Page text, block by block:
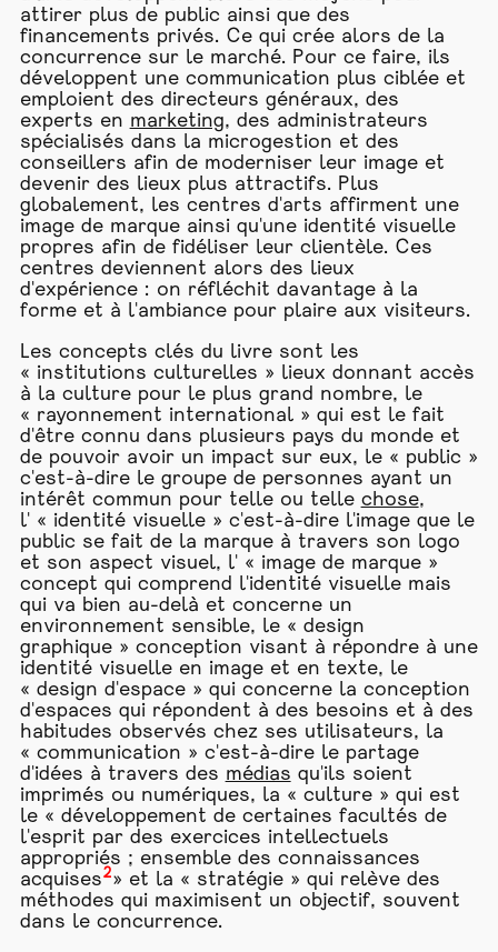
attirer plus de public ainsi que des
financements privés. Ce qui crée alors de la
concurrence sur le marché. Pour ce faire, ils
développent une communication plus ciblée et
emploient des directeurs généraux, des
experts en marketing, des administrateurs
spécialisés dans la microgestion et des
conseillers afin de moderniser leur image et
devenir des lieux plus attractifs. Plus
globalement, les centres d'arts affirment une
image de marque ainsi qu'une identité visuelle
propres afin de fidéliser leur clientèle. Ces
centres deviennent alors des lieux
d'expérience : on réfléchit davantage à la
forme et à l'ambiance pour plaire aux visiteurs.
Les concepts clés du livre sont les
« institutions culturelles » lieux donnant accès
à la culture pour le plus grand nombre, le
« rayonnement international » qui est le fait
d'être connu dans plusieurs pays du monde et
de pouvoir avoir un impact sur eux, le « public »
c'est-à-dire le groupe de personnes ayant un
intérêt commun pour telle ou telle chose,
l' « identité visuelle » c'est-à-dire l'image que le
public se fait de la marque à travers son logo
et son aspect visuel, l' « image de marque »
concept qui comprend l'identité visuelle mais
qui va bien au-delà et concerne un
environnement sensible, le « design
graphique » conception visant à répondre à une
identité visuelle en image et en texte, le
« design d'espace » qui concerne la conception
d'espaces qui répondent à des besoins et à des
habitudes observés chez ses utilisateurs, la
« communication » c'est-à-dire le partage
d'idées à travers des médias qu'ils soient
imprimés ou numériques, la « culture » qui est
le « développement de certaines facultés de
l'esprit par des exercices intellectuels
appropriés ; ensemble des connaissances
acquises2» et la « stratégie » qui relève des
méthodes qui maximisent un objectif, souvent
dans le concurrence.